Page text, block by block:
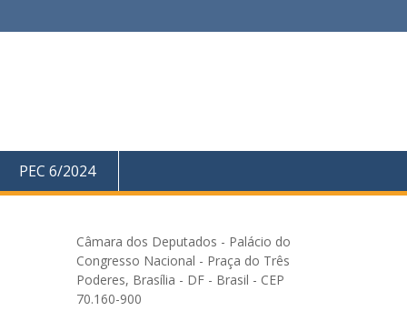
PEC 6/2024
Câmara dos Deputados - Palácio do
Congresso Nacional - Praça do Três
Poderes, Brasília - DF - Brasil - CEP
70.160-900